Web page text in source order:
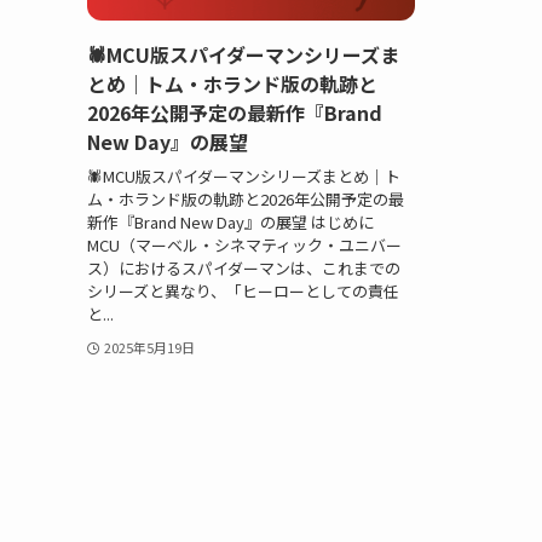
🕷️MCU版スパイダーマンシリーズま
とめ｜トム・ホランド版の軌跡と
2026年公開予定の最新作『Brand
New Day』の展望
🕷️MCU版スパイダーマンシリーズまとめ｜ト
ム・ホランド版の軌跡と2026年公開予定の最
新作『Brand New Day』の展望 はじめに
MCU（マーベル・シネマティック・ユニバー
ス）におけるスパイダーマンは、これまでの
シリーズと異なり、「ヒーローとしての責任
と...
2025年5月19日